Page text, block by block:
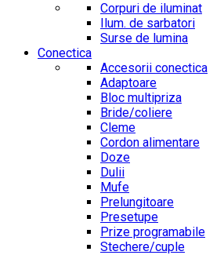
Corpuri de iluminat
Ilum. de sarbatori
Surse de lumina
Conectica
Accesorii conectica
Adaptoare
Bloc multipriza
Bride/coliere
Cleme
Cordon alimentare
Doze
Dulii
Mufe
Prelungitoare
Presetupe
Prize programabile
Stechere/cuple